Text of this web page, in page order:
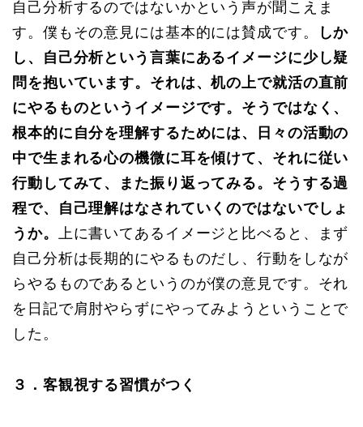
自己分析するのではないかという声が聞こえま
す。僕もその意見には基本的には賛成です。
しか
し、自己分析という言葉にあるイメージに少し疑
問を抱いています。それは、机の上で就活の直前
にやるものというイメージです。そうではなく、
根本的に自分を理解するためには、日々の活動の
中で生まれる心の機微に耳を傾けて、それに従い
行動してみて、また振り返ってみる。そうする過
程で、自己理解はなされていくのではないでしょ
うか。 上に書いてあるイメージと比べると、まず
自己分析は長期的にやるものだし、行動をしなが
らやるものであるというのが僕の意見です。それ
を日記で肩肘やらずにやってみようということで
した。
３．客観視する習慣がつく